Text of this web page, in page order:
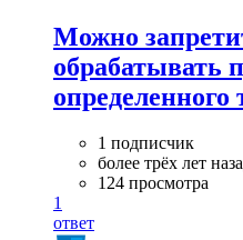
Можно
обрабатывать
определенного
1 подписчик
более трёх лет
124 просмотра
1
ответ